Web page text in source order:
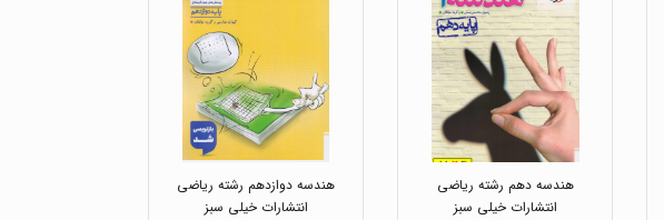
هندسه دهم رشته ریاضی
انتشارات خیلی سبز
هندسه دوازدهم رشته ریاضی
انتشارات خیلی سبز